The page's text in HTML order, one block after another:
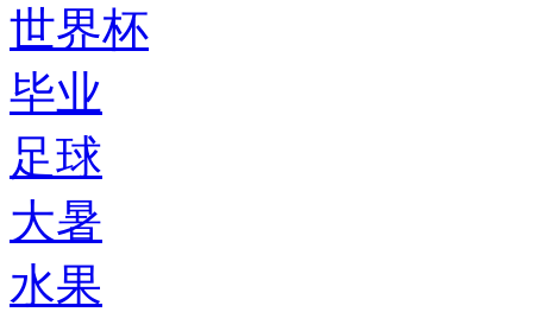
世界杯
毕业
足球
大暑
水果